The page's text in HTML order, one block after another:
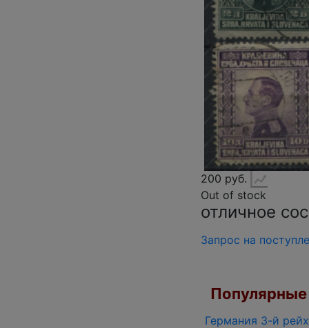
200 руб.
Out of stock
отличное
Запрос на
Германия 3-й